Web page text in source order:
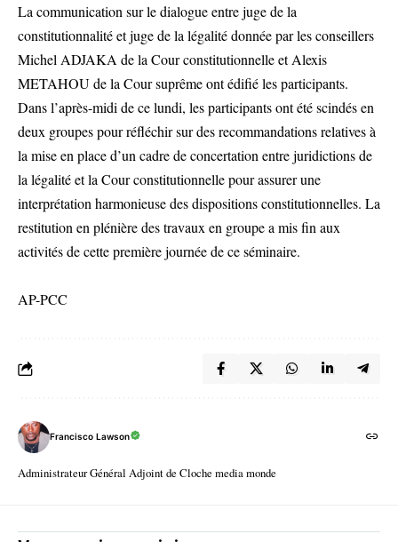
La communication sur le dialogue entre juge de la
constitutionnalité et juge de la légalité donnée par les conseillers
Michel ADJAKA de la Cour constitutionnelle et Alexis
METAHOU de la Cour suprême ont édifié les participants.
Dans l’après-midi de ce lundi, les participants ont été scindés en
deux groupes pour réfléchir sur des recommandations relatives à
la mise en place d’un cadre de concertation entre juridictions de
la légalité et la Cour constitutionnelle pour assurer une
interprétation harmonieuse des dispositions constitutionnelles. La
restitution en plénière des travaux en groupe a mis fin aux
activités de cette première journée de ce séminaire.
AP-PCC
Francisco Lawson
Administrateur Général Adjoint de Cloche media monde